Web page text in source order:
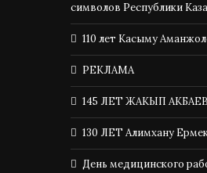
символов Республики
110 лет Касыму
РЕКЛАМА
145 ЛЕТ ЖАКЫП
130 ЛЕТ Алимхану
День медицинского